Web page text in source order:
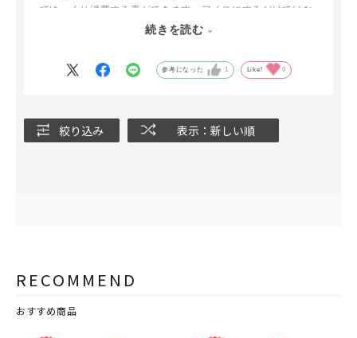
でゆっくり消費する事ができます。アイスにするだけではな
く、ヨーグルトにかけるソースとしても使えて便利です。
続きを読む
参考になった 1 Like! 0
絞り込み 表示：新しい順
RECOMMEND
おすすめ商品